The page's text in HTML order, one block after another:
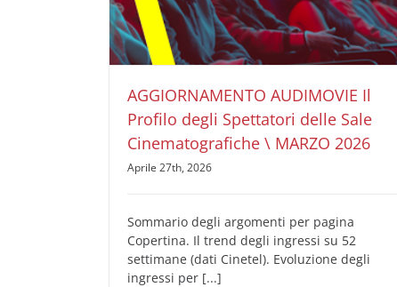
2026
AUDIMOVIE Ricerche Pubblicità Cinema Il Profilo
degli Spettatori delle Sale Cinematografiche
AGGIORNAMENTO AUDIMOVIE Il
Profilo degli Spettatori delle Sale
Cinematografiche \ MARZO 2026
Aprile 27th, 2026
Sommario degli argomenti per pagina
Copertina. Il trend degli ingressi su 52
settimane (dati Cinetel). Evoluzione degli
ingressi per [...]